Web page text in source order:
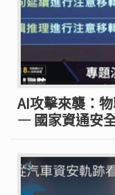
AI攻擊來襲：
— 國家資通安